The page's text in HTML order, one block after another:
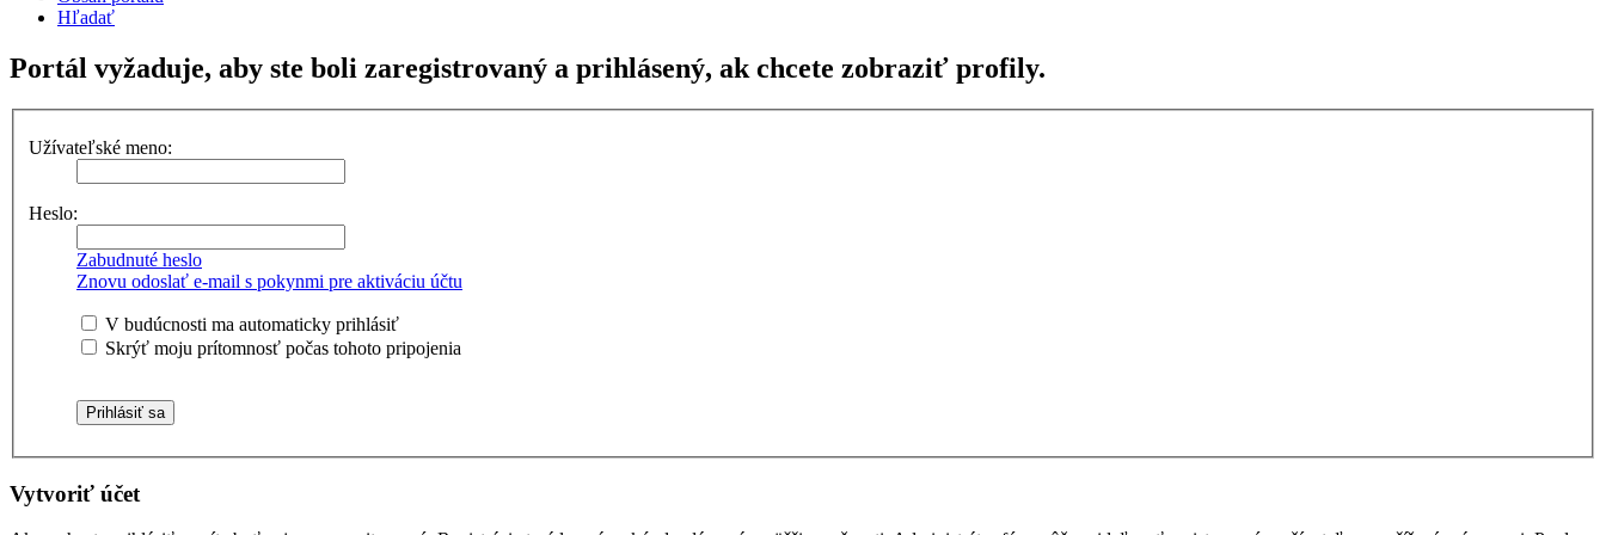
Hľadať
Portál vyžaduje, aby ste boli zaregistrovaný a prihlásený, ak chcete zobraziť profily.
Užívateľské meno:
Heslo:
Zabudnuté heslo
Znovu odoslať e-mail s pokynmi pre aktiváciu účtu
V budúcnosti ma automaticky prihlásiť
Skrýť moju prítomnosť počas tohoto pripojenia
Vytvoriť účet